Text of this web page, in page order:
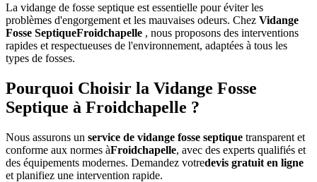
La vidange de fosse septique est essentielle pour éviter les
problèmes d'engorgement et les mauvaises odeurs. Chez Vidange
Fosse SeptiqueFroidchapelle , nous proposons des interventions
rapides et respectueuses de l'environnement, adaptées à tous les
types de fosses.
Pourquoi Choisir la Vidange Fosse
Septique à Froidchapelle ?
Nous assurons un service de vidange fosse septique transparent et
conforme aux normes àFroidchapelle, avec des experts qualifiés et
des équipements modernes. Demandez votredevis gratuit en ligne
et planifiez une intervention rapide.